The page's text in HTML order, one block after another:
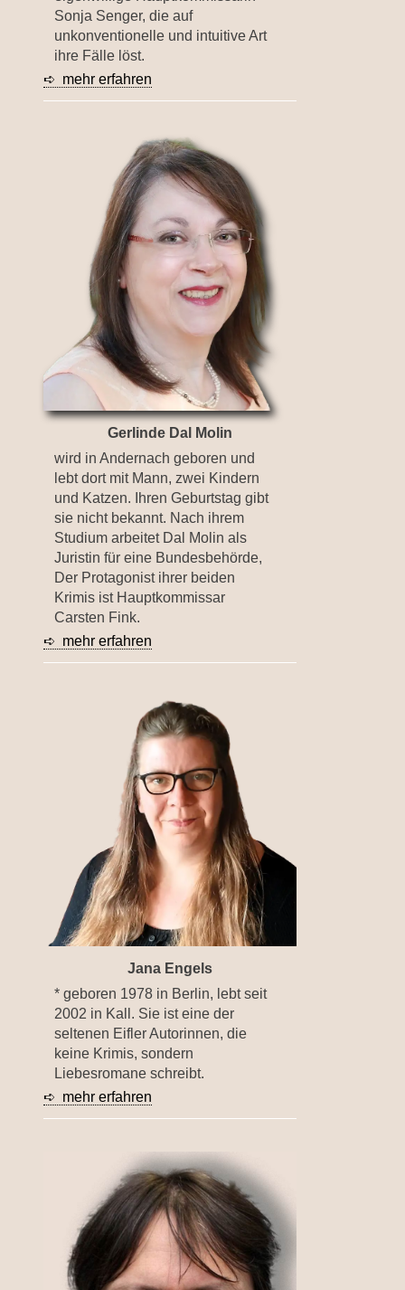
Sonja Senger, die auf
unkonventionelle und intuitive Art
ihre Fälle löst.
➪ mehr erfahren
Gerlinde Dal Molin
wird in Andernach geboren und
lebt dort mit Mann, zwei Kindern
und Katzen. Ihren Geburtstag gibt
sie nicht bekannt. Nach ihrem
Studium arbeitet Dal Molin als
Juristin für eine Bundesbehörde,
Der Protagonist ihrer beiden
Krimis ist Hauptkommissar
Carsten Fink.
➪ mehr erfahren
Jana Engels
* geboren 1978 in Berlin, lebt seit
2002 in Kall. Sie ist eine der
seltenen Eifler Autorinnen, die
keine Krimis, sondern
Liebesromane schreibt.
➪ mehr erfahren